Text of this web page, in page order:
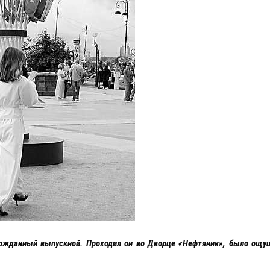
выпускной. Проходил он во Дворце «Нефтяник», было